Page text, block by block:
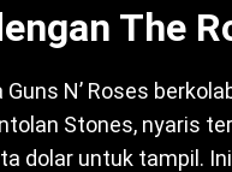
The
N’ Roses
Stones, nyaris
dolar untuk tampil.